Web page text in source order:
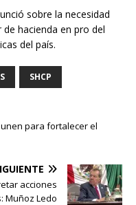
sobre la necesidad
hacienda en pro del
del país.
SHCP
para fortalecer el
acciones
Muñoz Ledo